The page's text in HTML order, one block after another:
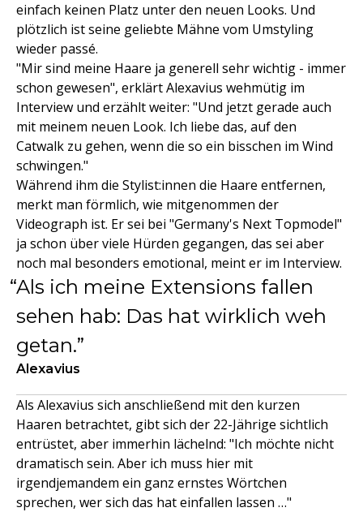
einfach keinen Platz unter den neuen Looks. Und
plötzlich ist seine geliebte Mähne vom Umstyling
wieder passé.
"Mir sind meine Haare ja generell sehr wichtig - immer
schon gewesen", erklärt Alexavius wehmütig im
Interview und erzählt weiter: "Und jetzt gerade auch
mit meinem neuen Look. Ich liebe das, auf den
Catwalk zu gehen, wenn die so ein bisschen im Wind
schwingen."
Während ihm die Stylist:innen die Haare entfernen,
merkt man förmlich, wie mitgenommen der
Videograph ist. Er sei bei "Germany's Next Topmodel"
ja schon über viele Hürden gegangen, das sei aber
noch mal besonders emotional, meint er im Interview.
Als ich meine Extensions fallen
sehen hab: Das hat wirklich weh
getan.
Alexavius
Als Alexavius sich anschließend mit den kurzen
Haaren betrachtet, gibt sich der 22-Jährige sichtlich
entrüstet, aber immerhin lächelnd: "Ich möchte nicht
dramatisch sein. Aber ich muss hier mit
irgendjemandem ein ganz ernstes Wörtchen
sprechen, wer sich das hat einfallen lassen …"